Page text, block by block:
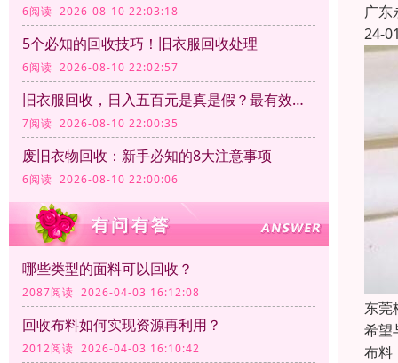
6阅读 2026-08-10 22:03:18
5个必知的回收技巧！旧衣服回收处理
6阅读 2026-08-10 22:02:57
旧衣服回收，日入五百元是真是假？最有效的回收方式有哪些？
7阅读 2026-08-10 22:00:35
废旧衣物回收：新手必知的8大注意事项
6阅读 2026-08-10 22:00:06
哪些类型的面料可以回收？
2087阅读 2026-04-03 16:12:08
回收布料如何实现资源再利用？
2012阅读 2026-04-03 16:10:42
广东
24-
东莞
希望
布料